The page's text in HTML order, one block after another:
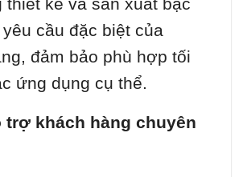
cầu đặc biệt của
đảm bảo phù hợp tối
ứng dụng cụ thể.
trợ khách hàng chuyên